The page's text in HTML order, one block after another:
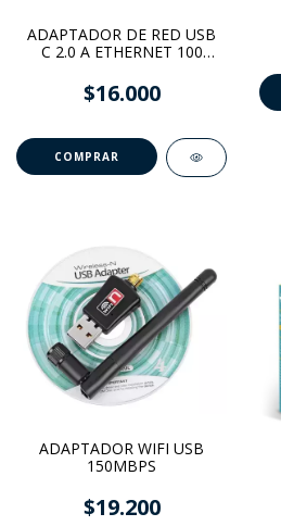
ADAPTADOR DE RED USB
C 2.0 A ETHERNET 100
$16.000
ADAPTADOR WIFI USB
150MBPS
$19.200